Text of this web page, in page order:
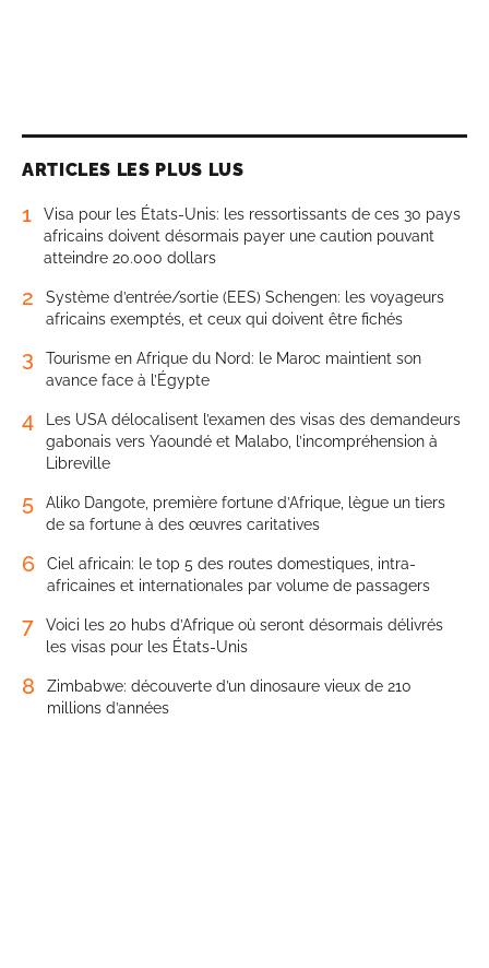
ARTICLES LES PLUS LUS
1
Visa pour les États-Unis: les ressortissants de ces 30 pays
africains doivent désormais payer une caution pouvant
atteindre 20.000 dollars
2
Système d’entrée/sortie (EES) Schengen: les voyageurs
africains exemptés, et ceux qui doivent être fichés
3
Tourisme en Afrique du Nord: le Maroc maintient son
avance face à l’Égypte
4
Les USA délocalisent l’examen des visas des demandeurs
gabonais vers Yaoundé et Malabo, l’incompréhension à
Libreville
5
Aliko Dangote, première fortune d’Afrique, lègue un tiers
de sa fortune à des œuvres caritatives
6
Ciel africain: le top 5 des routes domestiques, intra-
africaines et internationales par volume de passagers
7
Voici les 20 hubs d’Afrique où seront désormais délivrés
les visas pour les États-Unis
8
Zimbabwe: découverte d’un dinosaure vieux de 210
millions d’années